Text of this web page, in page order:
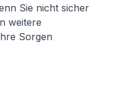
Sie nicht sicher
weitere
Sorgen